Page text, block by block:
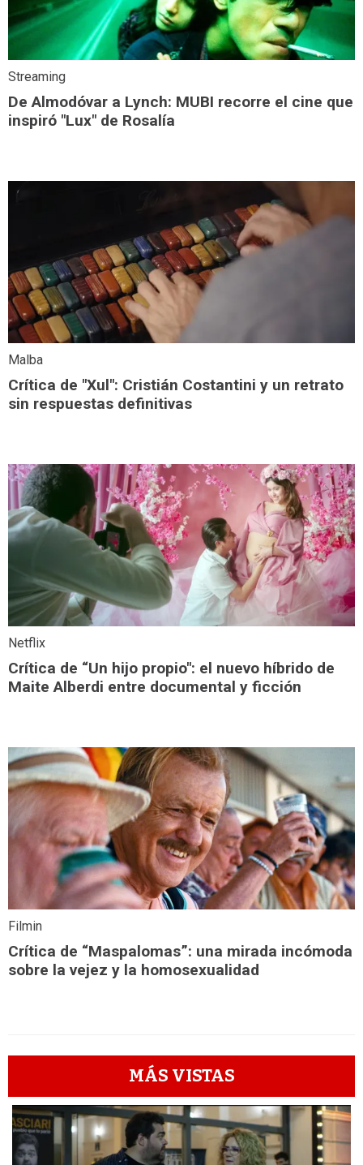
Streaming
De Almodóvar a Lynch: MUBI recorre el cine que
inspiró "Lux" de Rosalía
Malba
Crítica de "Xul": Cristián Costantini y un retrato
sin respuestas definitivas
Netflix
Crítica de “Un hijo propio": el nuevo híbrido de
Maite Alberdi entre documental y ficción
Filmin
Crítica de “Maspalomas”: una mirada incómoda
sobre la vejez y la homosexualidad
MÁS VISTAS
1